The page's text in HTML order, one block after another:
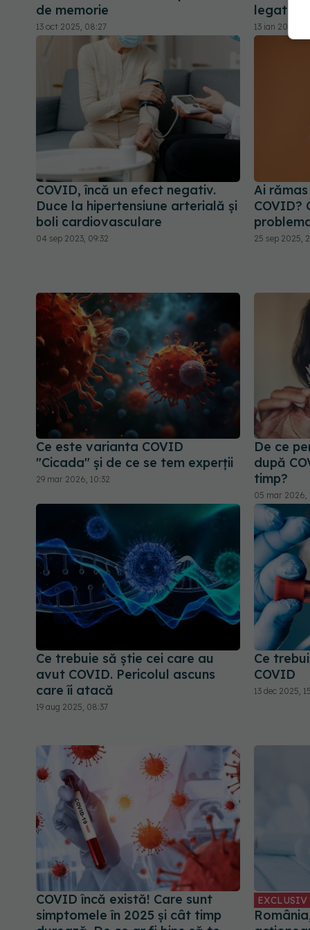
de memorie
13 oct 2025, 08:27
legat de
13 ian 2025,
COVID, încă un efect negativ.
Duce la hipertensiune arterială și
boli cardiovasculare
04 sep 2023, 09:32
Ai
COVID?
25 sep 2025,
Ce este varianta COVID
"Cicada" și de ce se tem experții
29 mar 2026, 10:32
De ce
după
timp?
05 mar 2026,
Ce trebuie să știe cei care au
avut COVID. Pericolul ascuns
care îi atacă
19 aug 2025, 08:37
Ce
COVID
13 dec 2025,
COVID încă există! Care sunt
simptomele în 2025 și cât timp
EXCLUSIV